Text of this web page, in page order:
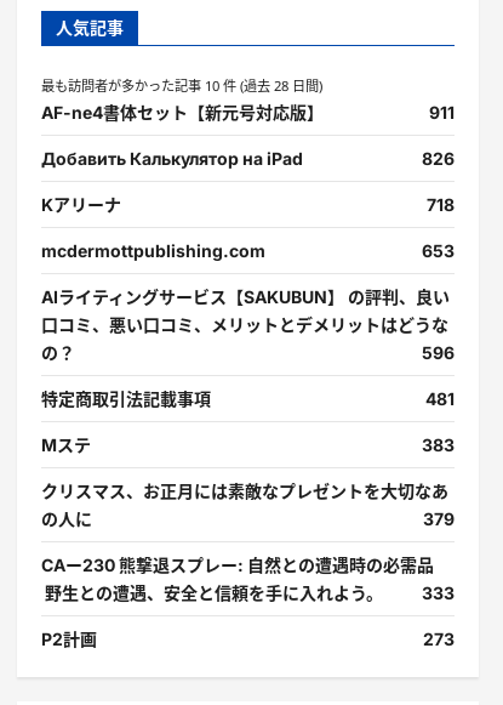
人気記事
最も訪問者が多かった記事 10 件 (過去 28 日間)
AF-ne4書体セット【新元号対応版】 911
Добавить Калькулятор на iPad 826
Kアリーナ 718
mcdermottpublishing.com 653
AIライティングサービス【SAKUBUN】 の評判、良い
口コミ、悪い口コミ、メリットとデメリットはどうな
の？
596
特定商取引法記載事項 481
Mステ 383
クリスマス、お正月には素敵なプレゼントを大切なあ
の人に
379
CAー230 熊撃退スプレー: 自然との遭遇時の必需品
野生との遭遇、安全と信頼を手に入れよう。
333
P2計画 273